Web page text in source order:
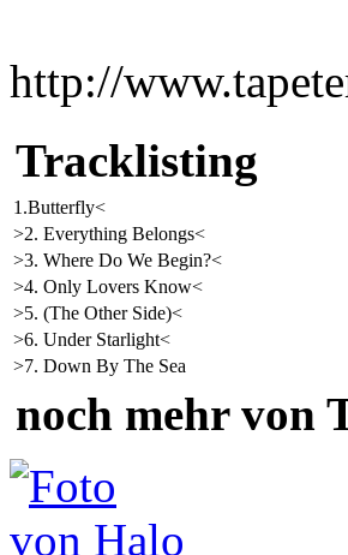
http://
Tracklisting
1.Butterfly<
>2. Everything Belongs<
>3. Where Do We Begin?<
>4. Only Lovers Know<
>5. (The Other Side)<
>6. Under Starlight<
>7. Down By The Sea
noch mehr von